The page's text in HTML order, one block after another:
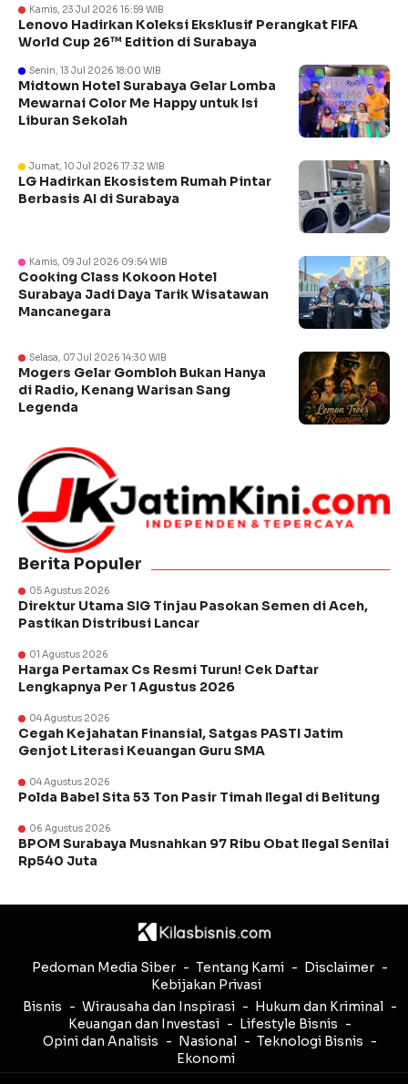
Kamis, 23 Jul 2026 16:59 WIB
Lenovo Hadirkan Koleksi Eksklusif Perangkat FIFA
World Cup 26™ Edition di Surabaya
Senin, 13 Jul 2026 18:00 WIB
Midtown Hotel Surabaya Gelar Lomba
Mewarnai Color Me Happy untuk Isi
Liburan Sekolah
Jumat, 10 Jul 2026 17:32 WIB
LG Hadirkan Ekosistem Rumah Pintar
Berbasis AI di Surabaya
Kamis, 09 Jul 2026 09:54 WIB
Cooking Class Kokoon Hotel
Surabaya Jadi Daya Tarik Wisatawan
Mancanegara
Selasa, 07 Jul 2026 14:30 WIB
Mogers Gelar Gombloh Bukan Hanya
di Radio, Kenang Warisan Sang
Legenda
Berita Populer
05 Agustus 2026
Direktur Utama SIG Tinjau Pasokan Semen di Aceh,
Pastikan Distribusi Lancar
01 Agustus 2026
Harga Pertamax Cs Resmi Turun! Cek Daftar
Lengkapnya Per 1 Agustus 2026
04 Agustus 2026
Cegah Kejahatan Finansial, Satgas PASTI Jatim
Genjot Literasi Keuangan Guru SMA
04 Agustus 2026
Polda Babel Sita 53 Ton Pasir Timah Ilegal di Belitung
06 Agustus 2026
BPOM Surabaya Musnahkan 97 Ribu Obat Ilegal Senilai
Rp540 Juta
Pedoman Media Siber Tentang Kami
Disclaimer
Kebijakan Privasi
Bisnis
Wirausaha dan Inspirasi
Hukum dan Kriminal
Keuangan dan Investasi
Lifestyle Bisnis
Opini dan Analisis
Nasional
Teknologi Bisnis
Ekonomi